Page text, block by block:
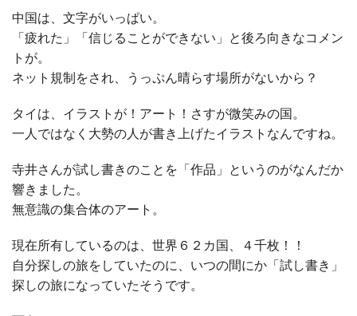
中国は、文字がいっぱい。
「疲れた」「信じることができない」と後ろ向きなコメン
トが。
ネット規制をされ、うっぷん晴らす場所がないから？
タイは、イラストが！アート！さすが微笑みの国。
一人ではなく大勢の人が書き上げたイラストなんですね。
寺井さんが試し書きのことを「作品」というのがなんだか
響きました。
無意識の集合体のアート。
現在所有しているのは、世界６２カ国、４千枚！！
自分探しの旅をしていたのに、いつの間にか「試し書き」
探しの旅になっていたそうです。